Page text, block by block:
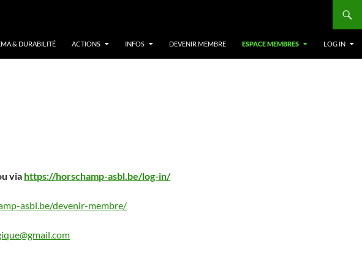
& DURABILITÉ ACTIONS INFOS DEVENIR MEMBRE ESPACE MEMBRES LOG IN
via https://horschamp-asbl.be/log-in/
asbl.be/devenir-membre/